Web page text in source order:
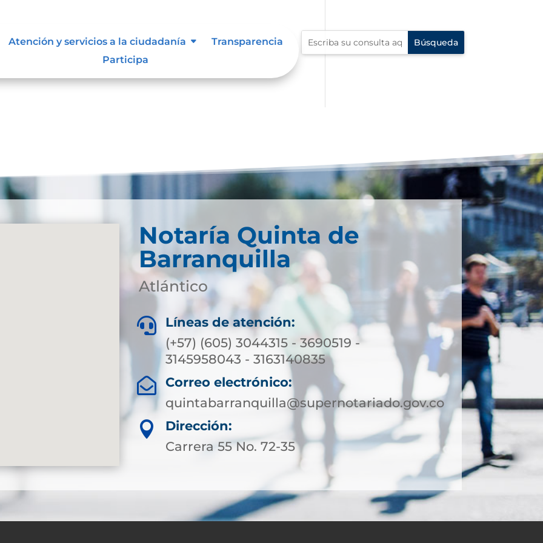
Atención y servicios a la ciudadanía
Transparencia
Participa
les aplique de interés.
Notaría Quinta de
Barranquilla
Atlántico

Líneas de atención:
(+57) (605) 3044315 - 3690519 -
3145958043 - 3163140835

Correo electrónico:
quintabarranquilla@supernotariado.gov.co

Dirección:
Carrera 55 No. 72-35